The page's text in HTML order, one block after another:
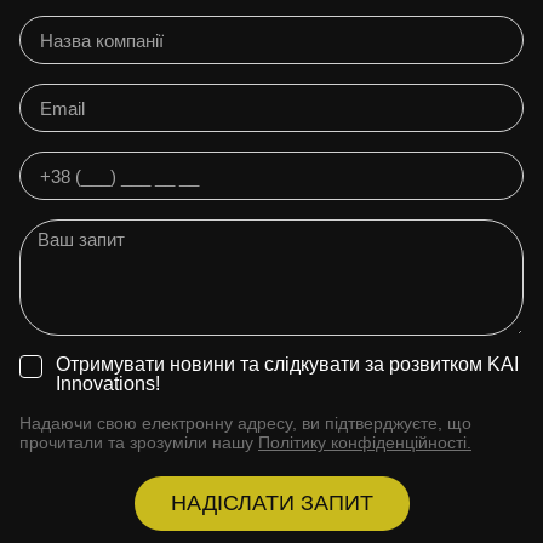
Отримувати новини та слідкувати за розвитком KAI
Innovations!
НАДІСЛАТИ ЗАПИТ
Надаючи свою електронну адресу, ви підтверджуєте, що
прочитали та зрозуміли нашу Політику конфіденційності.